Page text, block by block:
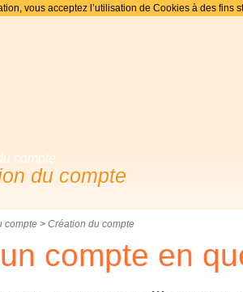
vous acceptez l’utilisation de Cookies à des fins
compte
du compte
compte > Création du compte
compte en